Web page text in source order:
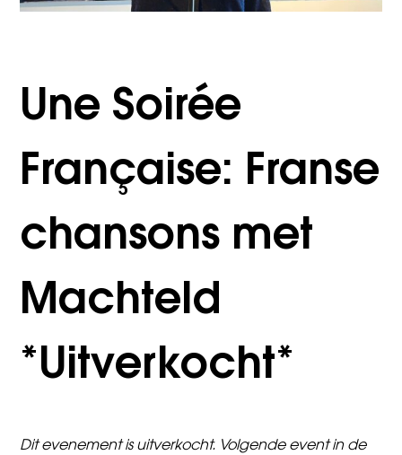
Une Soirée
Française: Franse
chansons met
Machteld
*Uitverkocht*
Dit evenement is uitverkocht. Volgende event in de